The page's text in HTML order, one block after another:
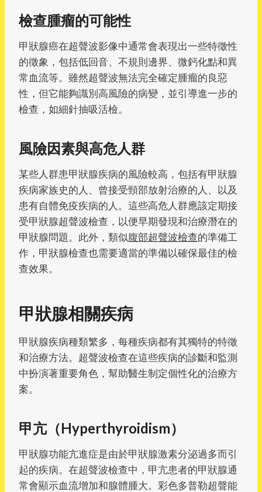
檢查腫瘤的可能性
甲狀腺癌在超聲波影像中通常會表現出一些特徵性
的徵象，包括低回音、不規則邊界、微鈣化點和異
常血流等。雖然超聲波無法完全確定腫瘤的良惡
性，但它能夠識別高風險的病變，並引導進一步的
檢查，如細針抽吸活檢。
風險因素與高危人群
某些人群患甲狀腺疾病的風險較高，包括有甲狀腺
疾病家族史的人、曾接受頸部放射治療的人、以及
患有自體免疫疾病的人。這些高危人群應該定期接
受甲狀腺超聲波檢查，以便早期發現和治療潛在的
甲狀腺問題。此外，類似腹部超聲波檢查的準備工
作，甲狀腺檢查也需要適當的準備以確保最佳的檢
查效果。
甲狀腺相關疾病
甲狀腺疾病種類繁多，每種疾病都有其獨特的特徵
和治療方法。超聲波檢查在這些疾病的診斷和監測
中扮演著重要角色，幫助醫生制定個性化的治療方
案。
甲亢（Hyperthyroidism）
甲狀腺功能亢進症是由於甲狀腺激素分泌過多而引
起的疾病。在超聲波檢查中，甲亢患者的甲狀腺通
常會顯示血流增加和腺體腫大。彩色多普勒超聲能